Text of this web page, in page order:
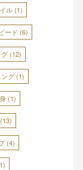
ル (1)
ード (6)
(12)
グ (1)
(1)
(13)
(4)